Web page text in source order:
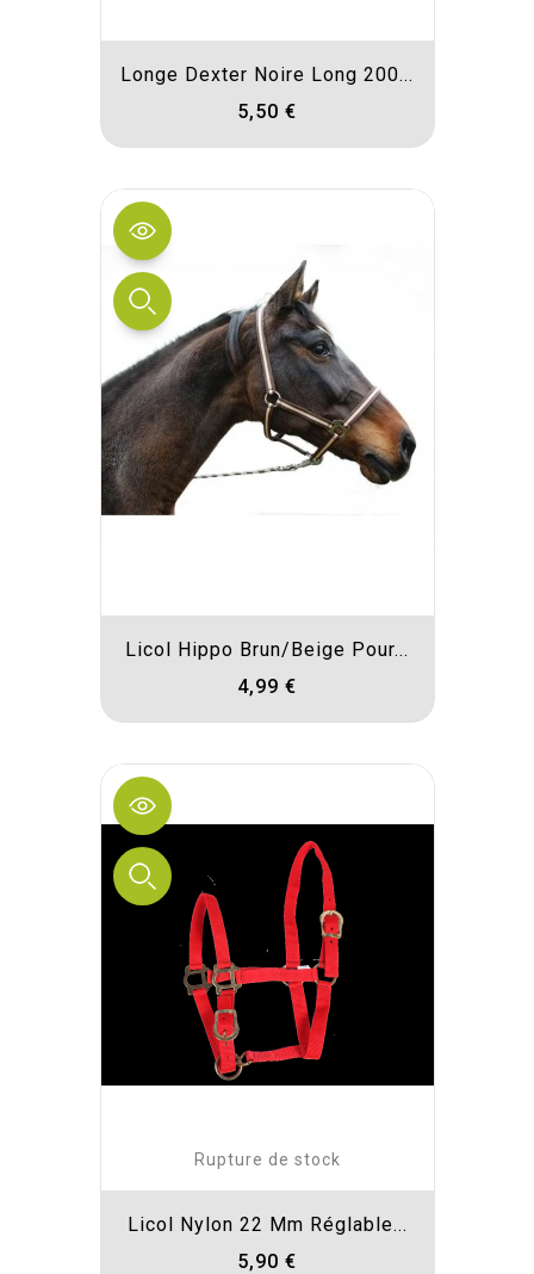
Longe Dexter Noire Long 200...
5,50 €
Licol Hippo Brun/beige Pour...
4,99 €
Rupture de stock
Licol Nylon 22 Mm Réglable...
5,90 €